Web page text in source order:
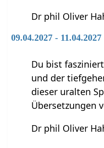
Dr phil Oliver
09.04.2027 -
Du bist
und der
dieser uralten
Übersetzungen
Dr phil Oliver